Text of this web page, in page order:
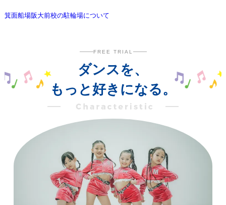
箕面船場阪大前校の駐輪場について
FREE TRIAL
ダンスを、
もっと好きになる。